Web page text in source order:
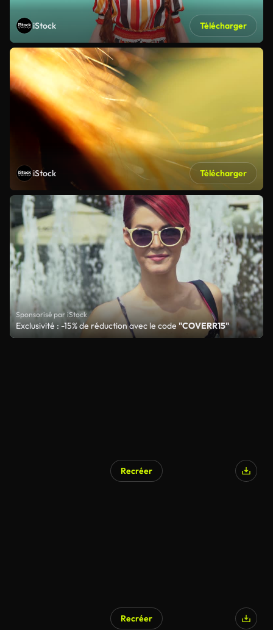
iStock Télécharger
iStock Télécharger
Sponsorisé par iStock
Exclusivité : -15% de réduction avec le code"COVERR15"
Recréer
Recréer